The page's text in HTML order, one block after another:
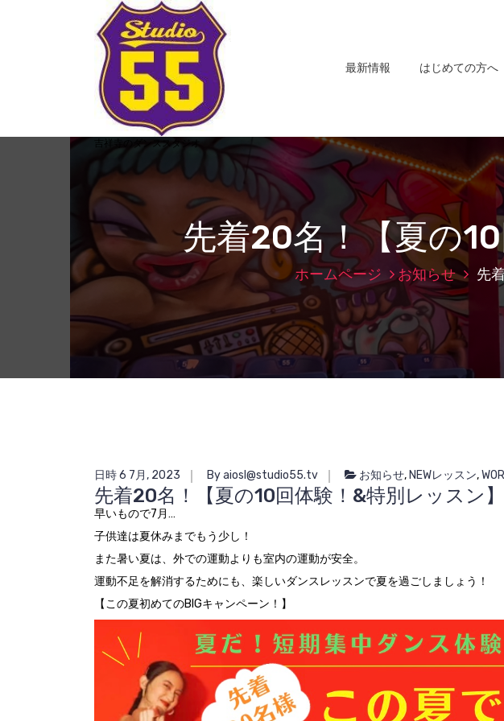
吉祥寺のダンススタジオ
最新情報 はじめての方へ
先着20名！【夏の
ホームページ お知らせ 先
日時 6 7月, 2023 By aiosl@studio55.tv お知らせ, NEWレッスン,
先着20名！【夏の10回体験！&特別レッスン】
早いもので7月…
子供達は夏休みまでもう少し！
また暑い夏は、外での運動よりも室内の運動が安全。
運動不足を解消するためにも、楽しいダンスレッスンで夏を過ごしましょう！
【この夏初めてのBIGキャンペーン！】